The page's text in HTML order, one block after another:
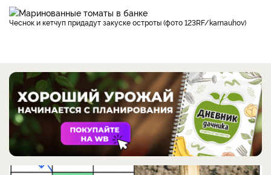
Чеснок и кетчуп придадут закуске остроты (фото 123RF/karnauhov)